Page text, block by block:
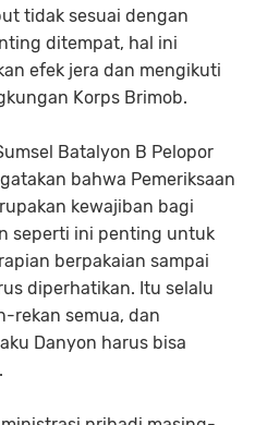
tidak sesuai dengan
ditempat, hal ini
efek jera dan mengikuti
Korps Brimob.
Batalyon B Pelopor
bahwa Pemeriksaan
kewajiban bagi
seperti ini penting untuk
berpakaian sampai
diperhatikan. Itu selalu
rekan semua, dan
Danyon harus bisa